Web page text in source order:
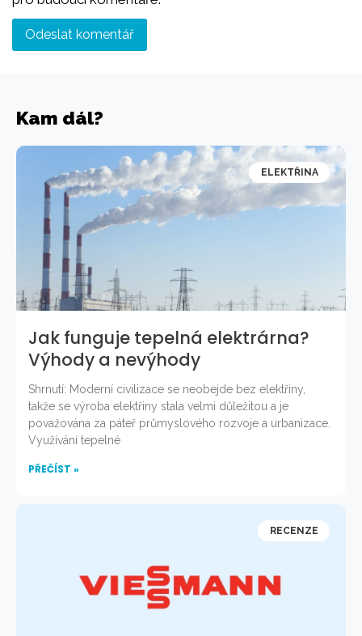
Kam dál?
ELEKTŘINA
Jak funguje tepelná elektrárna?
Výhody a nevýhody
Shrnutí: Moderní civilizace se neobejde bez elektřiny,
takže se výroba elektřiny stala velmi důležitou a je
považována za páteř průmyslového rozvoje a urbanizace.
Využívání tepelné
PŘEČÍST »
RECENZE